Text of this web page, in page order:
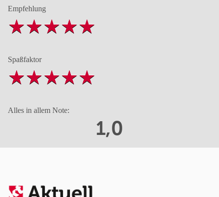
Empfehlung
Spaßfaktor
Alles in allem Note:
1,0